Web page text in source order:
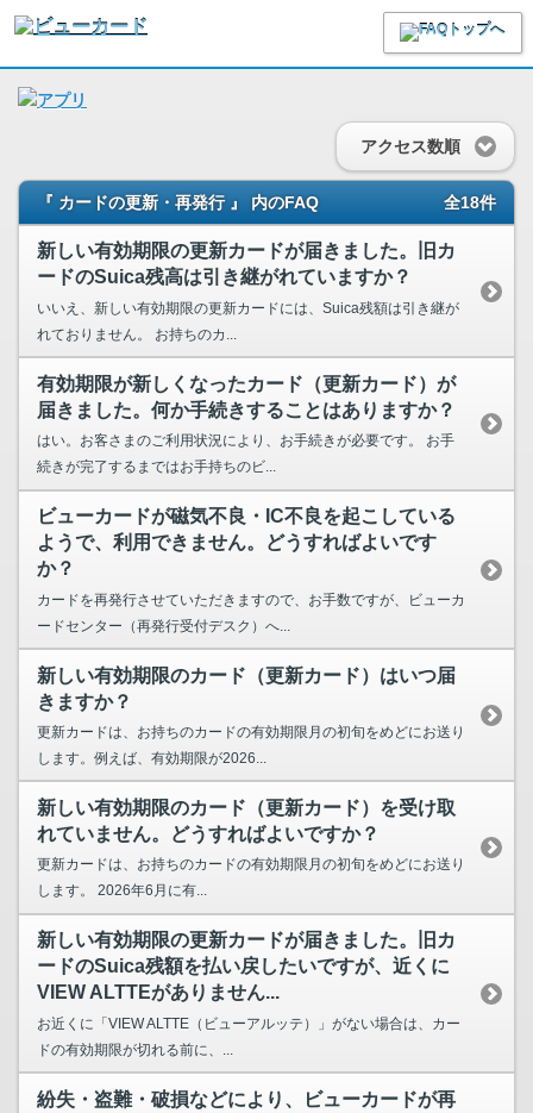
アクセス数順
『 カードの更新・再発行 』 内のFAQ 全18件
新しい有効期限の更新カードが届きました。旧カ
ードのSuica残高は引き継がれていますか？
いいえ、新しい有効期限の更新カードには、Suica残額は引き継が
れておりません。 お持ちのカ...
有効期限が新しくなったカード（更新カード）が
届きました。何か手続きすることはありますか？
はい。お客さまのご利用状況により、お手続きが必要です。 お手
続きが完了するまではお手持ちのビ...
ビューカードが磁気不良・IC不良を起こしている
ようで、利用できません。どうすればよいです
か？
カードを再発行させていただきますので、お手数ですが、ビューカ
ードセンター（再発行受付デスク）へ...
新しい有効期限のカード（更新カード）はいつ届
きますか？
更新カードは、お持ちのカードの有効期限月の初旬をめどにお送り
します。例えば、有効期限が2026...
新しい有効期限のカード（更新カード）を受け取
れていません。どうすればよいですか？
更新カードは、お持ちのカードの有効期限月の初旬をめどにお送り
します。 2026年6月に有...
新しい有効期限の更新カードが届きました。旧カ
ードのSuica残額を払い戻したいですが、近くに
VIEW ALTTEがありません...
お近くに「VIEW ALTTE（ビューアルッテ）」がない場合は、カー
ドの有効期限が切れる前に、...
紛失・盗難・破損などにより、ビューカードが再